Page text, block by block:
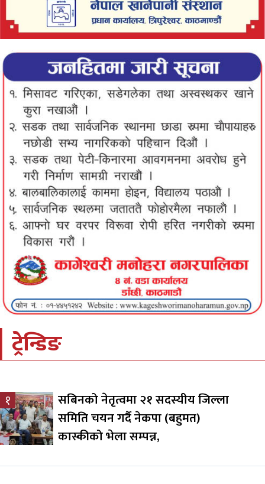
ट्रेन्डिङ
१
सबिनको नेतृत्वमा २१ सदस्यीय जिल्ला
समिति चयन गर्दै नेकपा (बहुमत)
कास्कीको भेला सम्पन्न,